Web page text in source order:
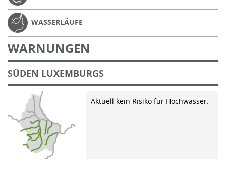
WASSERLÄUFE
WARNUNGEN
SÜDEN LUXEMBURGS
Aktuell kein Risiko für Hochwasser.